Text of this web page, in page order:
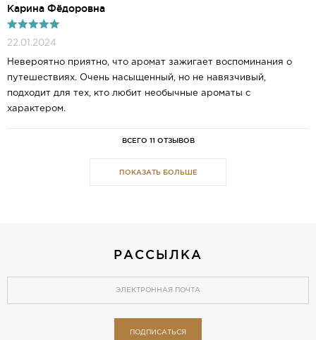
Карина Фёдоровна
22.01.2024
Невероятно приятно, что аромат зажигает воспоминания о
путешествиях. Очень насыщенный, но не навязчивый,
подходит для тех, кто любит необычные ароматы с
характером.
ВСЕГО 11 ОТЗЫВОВ
ПОКАЗАТЬ БОЛЬШЕ
РАССЫЛКА
ПОДПИСАТЬСЯ